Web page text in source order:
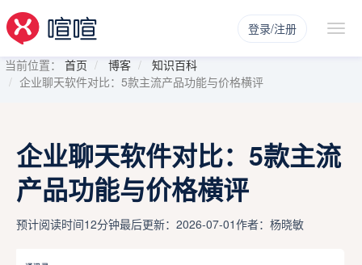
登录/注册
当前位置： 首页 博客
知识百科
企业聊天软件对比：5款主流产品功能与价格横评
企业聊天软件对比：5款主流
产品功能与价格横评
预计阅读时间12分钟最后更新：2026-07-01作者：杨晓敏